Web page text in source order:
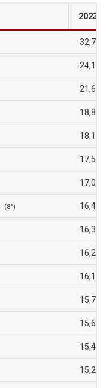
2023
32,7
24,1
21,6
18,8
18,1
17,5
17,0
(8°) 16,4
16,3
16,2
16,1
15,7
15,6
15,4
15,2